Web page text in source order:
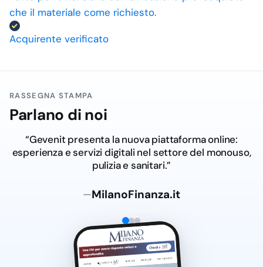
che il materiale come richiesto.
Acquirente verificato
RASSEGNA STAMPA
Parlano di noi
“Gevenit presenta la nuova piattaforma online:
esperienza e servizi digitali nel settore del monouso,
pulizia e sanitari.”
—MilanoFinanza.it